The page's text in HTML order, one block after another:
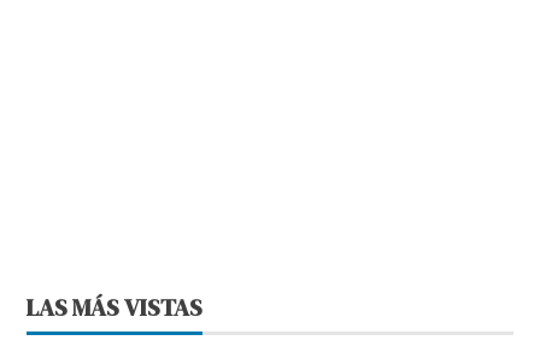
LAS MÁS VISTAS